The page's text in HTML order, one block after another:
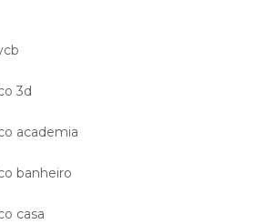
3d
academia
banheiro
casa